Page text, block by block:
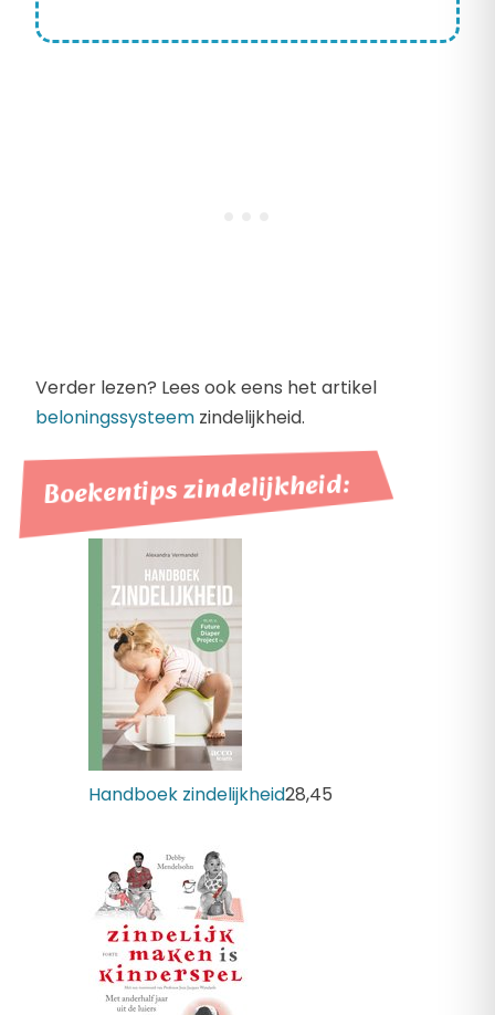
Verder lezen? Lees ook eens het artikel
beloningssysteem zindelijkheid.
Boekentips zindelijkheid:
Handboek zindelijkheid28,45